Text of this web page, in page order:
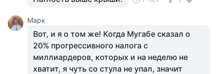
Марк
Вот, и я о том же! Когда Мугабе сказал о
20% прогрессивного налога с
миллиардеров, которых и на неделю не
хватит, я чуть со стула не упал, значит